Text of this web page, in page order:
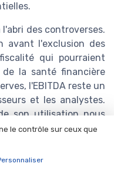
l'abri des controverses.
avant l'exclusion des
qui pourraient
la santé financière
l'EBITDA reste un
et les analystes.
son utilisation nous
dans la gestion et
:
le contrôle sur ceux que